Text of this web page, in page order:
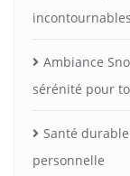
Ambiance
sérénité pour
Santé
personnelle